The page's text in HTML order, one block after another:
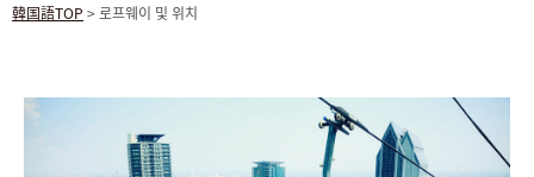
韓国語TOP > 로프웨이 및 위치